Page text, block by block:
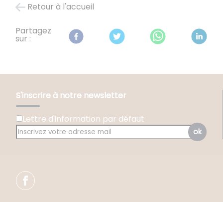
Retour à l'accueil
Partagez
sur :
S'inscrire à notre newsletter
Lettre d'information par défaut
ok